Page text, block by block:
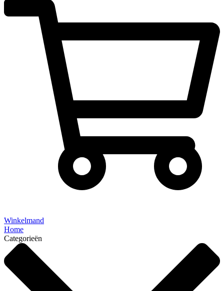
Winkelmand
Home
Categorieën